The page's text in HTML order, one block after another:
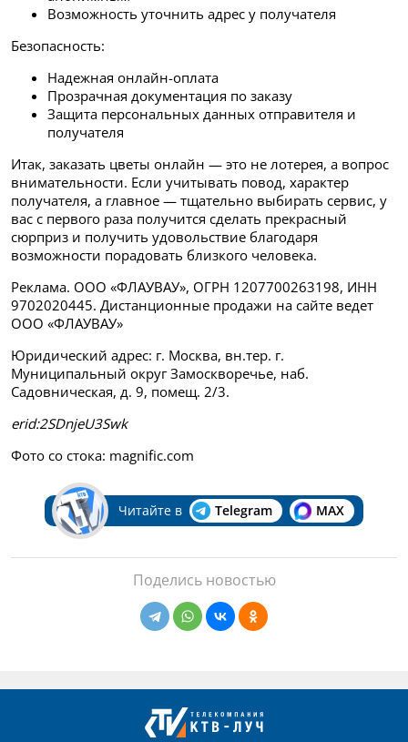
Возможность уточнить адрес у получателя
Безопасность:
Надежная онлайн-оплата
Прозрачная документация по заказу
Защита персональных данных отправителя и
получателя
Итак, заказать цветы онлайн — это не лотерея, а вопрос
внимательности. Если учитывать повод, характер
получателя, а главное — тщательно выбирать сервис, у
вас с первого раза получится сделать прекрасный
сюрприз и получить удовольствие благодаря
возможности порадовать близкого человека.
Реклама. ООО «ФЛАУВАУ», ОГРН 1207700263198, ИНН
9702020445. Дистанционные продажи на сайте ведет
ООО «ФЛАУВАУ»
Юридический адрес: г. Москва, вн.тер. г.
Муниципальный округ Замоскворечье, наб.
Садовническая, д. 9, помещ. 2/3.
erid:2SDnjeU3Swk
Фото со стока: magnific.com
Читайте в Telegram MAX
Поделись новостью